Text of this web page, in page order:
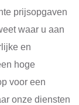
prijsopgaven
waar u aan
en
hoge
voor een
onze diensten